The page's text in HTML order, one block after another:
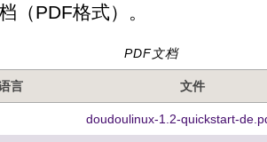
（PDF格式）。
PDF文档
言 文件
doudoulinux-1.2-quickstart-